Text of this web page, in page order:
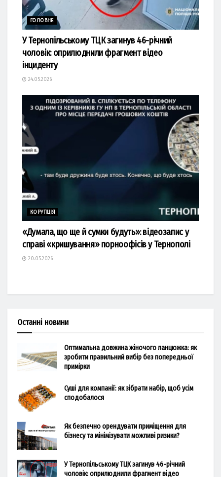
ГОЛОВНЕ
У Тернопільському ТЦК загинув 46-річний
чоловік: оприлюднили фрагмент відео
інциденту
24.05.2026
КОРУПЦІЯ
«Думала, що ще й сумки будуть»: відеозапис у
справі «кришування» порноофісів у Тернополі
20.05.2026
Останні новини
Оптимальна довжина жіночого ланцюжка: як
зробити правильний вибір без попередньої
примірки
Суші для компанії: як зібрати набір, щоб усім
сподобалося
Як безпечно орендувати приміщення для
бізнесу та мінімізувати можливі ризики?
У Тернопільському ТЦК загинув 46-річний
чоловік: оприлюднили фрагмент відео